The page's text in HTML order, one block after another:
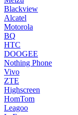
Blackview
Alcatel
Motorola
BQ
HTC
DOOGEE
Nothing Phone
Vivo
ZTE
Highscreen
HomTom
Leagoo